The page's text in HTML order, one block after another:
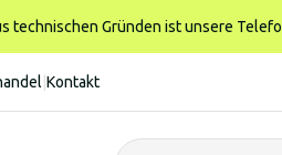
technischen Gründen ist unsere
Kontakt